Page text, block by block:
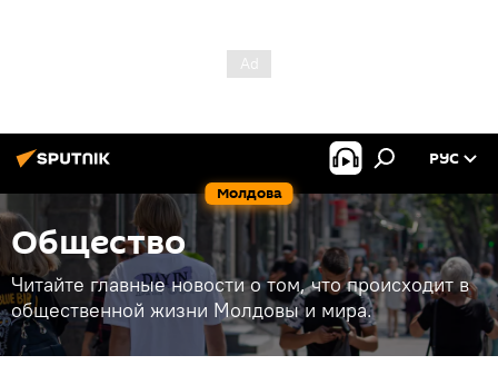
Молдова
РУС
Общество
Читайте главные новости о том, что происходит в
общественной жизни Молдовы и мира.